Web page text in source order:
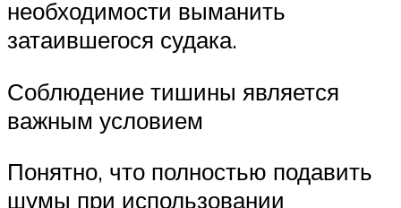
необходимости выманить
затаившегося судака.
Соблюдение тишины является
важным условием
Понятно, что полностью подавить
шумы при использовании